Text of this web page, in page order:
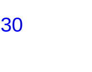
30